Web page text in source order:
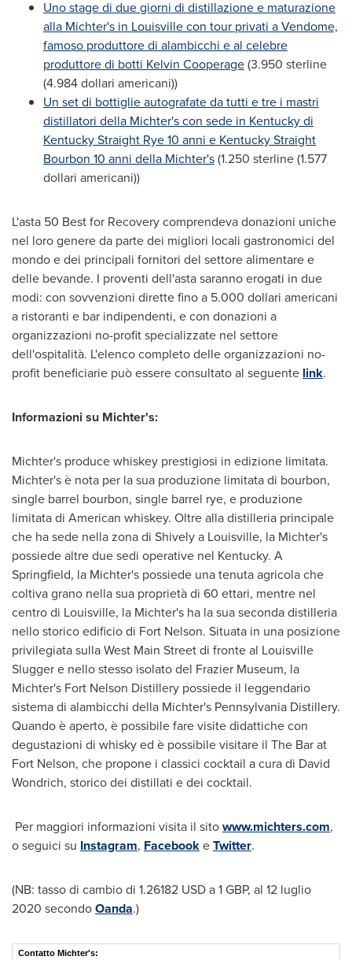
Uno stage di due giorni di distillazione e maturazione
alla Michter's in Louisvillecon tour privati a Vendome,
famoso produttore di alambicchi e al celebre
produttore di botti Kelvin Cooperage(3.950 sterline
(4.984 dollari americani))
Un set di bottiglie autografate da tutti e tre i mastri
distillatori della Michter's con sede in Kentuckydi
Kentucky Straight Rye 10 anni e Kentucky Straight
Bourbon 10 anni della Michter's(1.250 sterline (1.577
dollari americani))
L'asta 50 Best for Recovery comprendeva donazioni uniche
nel loro genere da parte dei migliori locali gastronomici del
mondo e dei principali fornitori del settore alimentare e
delle bevande. I proventi dell'asta saranno erogati in due
modi: con sovvenzioni dirette fino a 5.000 dollari americani
a ristoranti e bar indipendenti, e con donazioni a
organizzazioni no-profit specializzate nel settore
dell'ospitalità. L'elenco completo delle organizzazioni no-
profit beneficiarie può essere consultato al seguente link.
Informazioni su Michter's:
Michter's produce whiskey prestigiosi in edizione limitata.
Michter's è nota per la sua produzione limitata di bourbon,
single barrel bourbon, single barrel rye, e produzione
limitata di American whiskey. Oltre alla distilleria principale
che ha sede nella zona di Shively a Louisville, la Michter's
possiede altre due sedi operative nel Kentucky. A
Springfield, la Michter's possiede una tenuta agricola che
coltiva grano nella sua proprietà di 60 ettari, mentre nel
centro di Louisville, la Michter's ha la sua seconda distilleria
nello storico edificio di Fort Nelson. Situata in una posizione
privilegiata sulla West Main Street di fronte al Louisville
Slugger e nello stesso isolato del Frazier Museum, la
Michter's Fort Nelson Distillery possiede il leggendario
sistema di alambicchi della Michter's Pennsylvania Distillery.
Quando è aperto, è possibile fare visite didattiche con
degustazioni di whisky ed è possibile visitare il The Bar at
Fort Nelson, che propone i classici cocktail a cura di David
Wondrich, storico dei distillati e dei cocktail.
Per maggiori informazioni visita il sitowww.michters.com,
o seguici su Instagram, FacebookeTwitter.
(NB: tasso di cambio di 1.26182 USDa1 GBP, al 12 luglio
2020 secondoOanda.)
Contatto Michter's: